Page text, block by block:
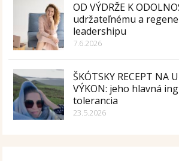
OD VÝDRŽE K
udržateľnému a
leadershipu
7.6.2026
ŠKÓTSKY RECEPT NA
VÝKON: jeho hlavná
tolerancia
23.5.2026